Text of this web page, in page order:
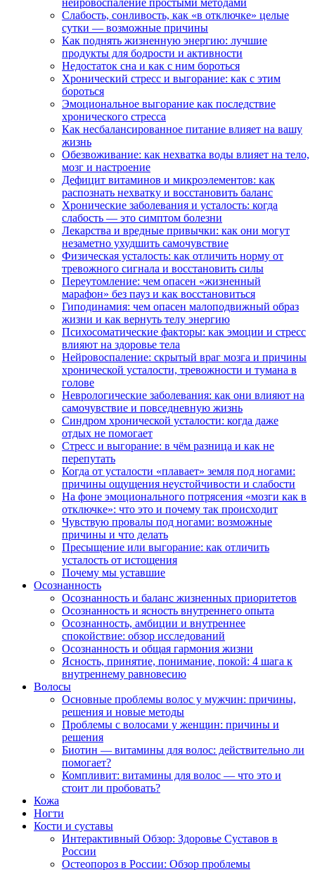
нейровоспаление простыми методами
Слабость, сонливость, как «в отключке» целые
сутки — возможные причины
Как поднять жизненную энергию: лучшие
продукты для бодрости и активности
Недостаток сна и как с ним бороться
Хронический стресс и выгорание: как с этим
бороться
Эмоциональное выгорание как последствие
хронического стресса
Как несбалансированное питание влияет на вашу
жизнь
Обезвоживание: как нехватка воды влияет на тело,
мозг и настроение
Дефицит витаминов и микроэлементов: как
распознать нехватку и восстановить баланс
Хронические заболевания и усталость: когда
слабость — это симптом болезни
Лекарства и вредные привычки: как они могут
незаметно ухудшить самочувствие
Физическая усталость: как отличить норму от
тревожного сигнала и восстановить силы
Переутомление: чем опасен «жизненный
марафон» без пауз и как восстановиться
Гиподинамия: чем опасен малоподвижный образ
жизни и как вернуть телу энергию
Психосоматические факторы: как эмоции и стресс
влияют на здоровье тела
Нейровоспаление: скрытый враг мозга и причины
хронической усталости, тревожности и тумана в
голове
Неврологические заболевания: как они влияют на
самочувствие и повседневную жизнь
Синдром хронической усталости: когда даже
отдых не помогает
Стресс и выгорание: в чём разница и как не
перепутать
Когда от усталости «плавает» земля под ногами:
причины ощущения неустойчивости и слабости
На фоне эмоционального потрясения «мозги как в
отключке»: что это и почему так происходит
Чувствую провалы под ногами: возможные
причины и что делать
Пресыщение или выгорание: как отличить
усталость от истощения
Почему мы уставшие
Осознанность
Осознанность и баланс жизненных приоритетов
Осознанность и ясность внутреннего опыта
Осознанность, амбиции и внутреннее
спокойствие: обзор исследований
Осознанность и общая гармония жизни
Ясность, принятие, понимание, покой: 4 шага к
внутреннему равновесию
Волосы
Основные проблемы волос у мужчин: причины,
решения и новые методы
Проблемы с волосами у женщин: причины и
решения
Биотин — витамины для волос: действительно ли
помогает?
Компливит: витамины для волос — что это и
стоит ли пробовать?
Кожа
Ногти
Кости и суставы
Интерактивный Обзор: Здоровье Суставов в
России
Остеопороз в России: Обзор проблемы